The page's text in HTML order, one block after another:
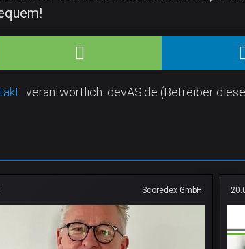
verantwortlich. devAS.de (Betreiber
Scoredex GmbH